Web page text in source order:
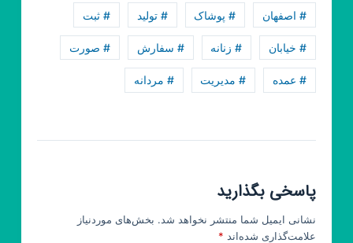
پوشاک
نصیری
‼️
# اصفهان # پوشاک # تولید # ثبت
# خیابان # زنانه # سفارش # صورت
# عمده # مدیریت # مردانه
پاسخی بگذارید
نشانی ایمیل شما منتشر نخواهد شد. بخش‌های موردنیاز
علامت‌گذاری شده‌اند *